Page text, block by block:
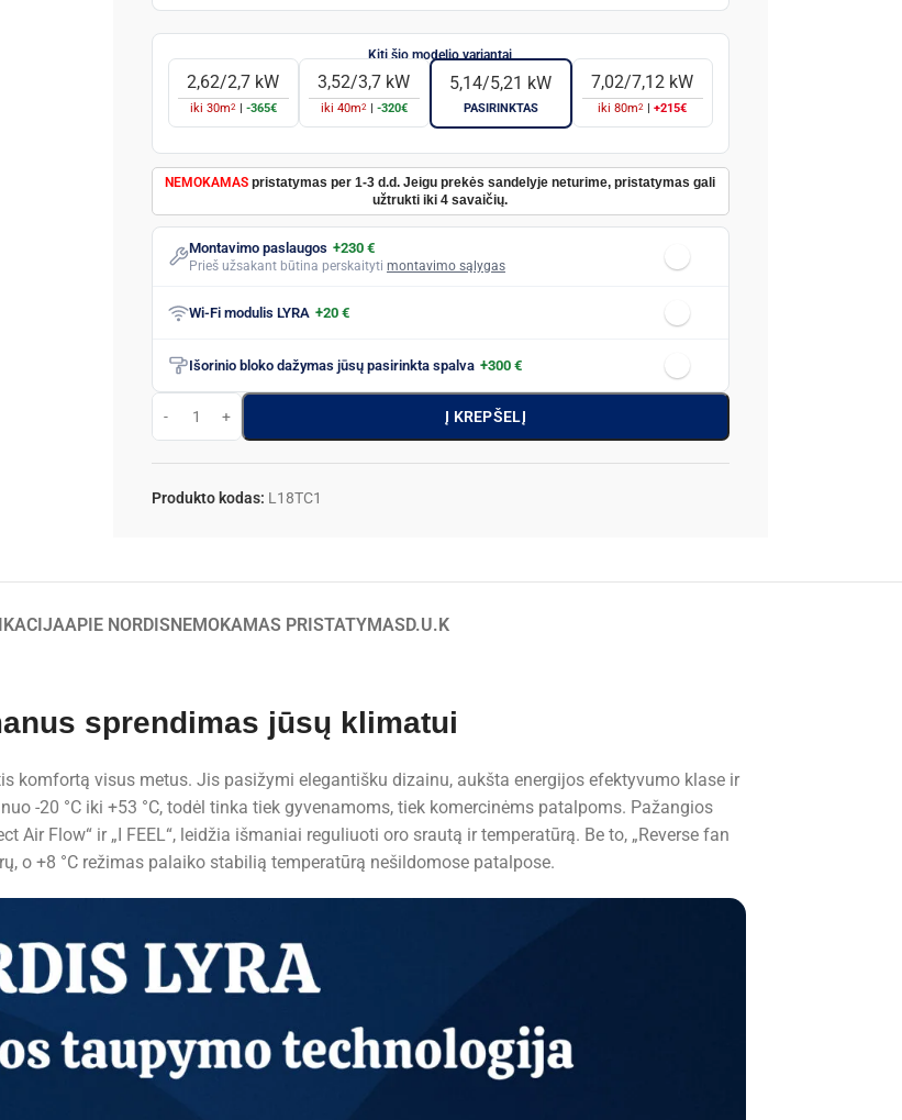
2,62/2,7 kW
iki 30m2 -365€
3,52/3,7 kW
iki 40m2 -320€
5,14/5,21 kW
PASIRINKTAS
7,02/7,12 kW
iki80m2 +215€
NEMOKAMAS pristatymas per 1-3 d.d. Jeigu prekės sandelyje neturime, pristatymas gali
užtrukti iki 4 savaičių.
Montavimo paslaugos +230 €
Prieš užsakant būtina perskaityti montavimo sąlygas
Wi-Fi modulis LYRA +20 €
Išorinio bloko dažymas jūsų pasirinkta spalva +300 €
Į KREPŠELĮ
Produkto kodas: L18TC1
APIE NORDIS NEMOKAMAS PRISTATYMAS D.U.K
sprendimas jūsų klimatui
visus metus. Jis pasižymi elegantišku dizainu, aukšta energijos efektyvumo klase ir
-20 °C iki +53 °C, todėl tinka tiek gyvenamoms, tiek komercinėms patalpoms. Pažangios
Flow“ ir „I FEEL“, leidžia išmaniai reguliuoti oro srautą ir temperatūrą. Be to, „Reverse fan
o +8 °C režimas palaiko stabilią temperatūrą nešildomose patalpose.